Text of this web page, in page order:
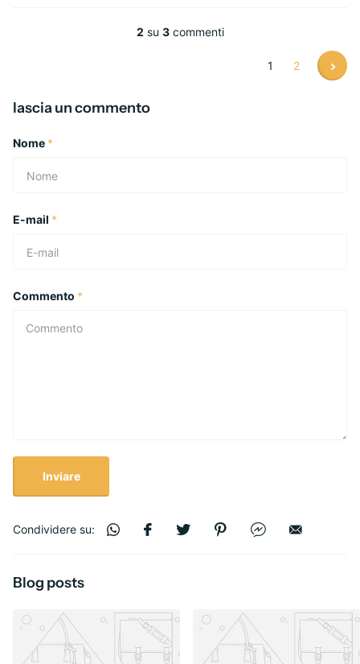
2 su 3commenti
1 2
lascia un commento
Nome *
E-mail *
Commento *
Inviare
Condividere su:
Blog posts